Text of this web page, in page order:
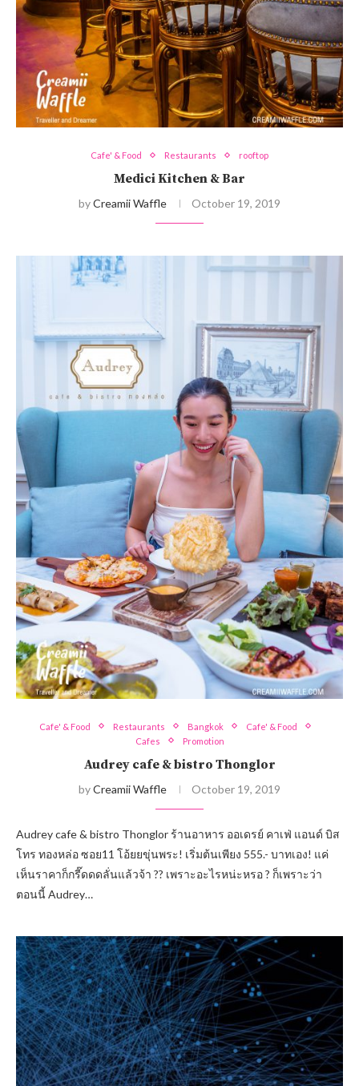
Cafe' & Food Restaurants rooftop
Medici Kitchen & Bar
byCreamii Waffle October 19, 2019
Cafe' & Food Restaurants Bangkok
Cafe' & Food
Cafes
Promotion
Audrey cafe & bistro Thonglor
byCreamii Waffle October 19, 2019
Audrey cafe & bistro Thonglor ร้านอาหาร ออเดรย์ คาเฟ่ แอนด์ บิส
โทร ทองหล่อ ซอย11 โอ้ยยขุ่นพระ! เริ่มต้นเพียง 555.- บาทเอง! แค่
เห็นราคาก็กรี๊ดดดลั่นแล้วจ้า ?? เพราะอะไรหน่ะหรอ ? ก็เพราะว่า
ตอนนี้ Audrey…